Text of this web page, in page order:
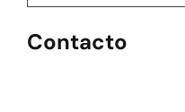
Contacto